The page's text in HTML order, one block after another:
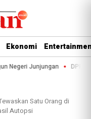
Ekonomi
Junjungan DPRD Setujui
Satu Orang di
Autopsi